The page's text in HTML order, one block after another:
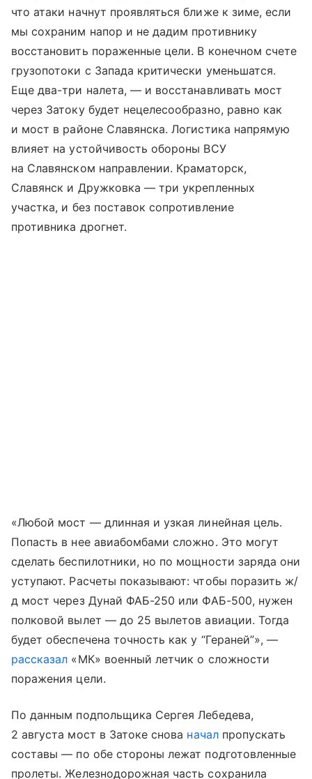
что атаки начнут проявляться ближе к зиме, если
мы сохраним напор и не дадим противнику
восстановить пораженные цели. В конечном счете
грузопотоки с Запада критически уменьшатся.
Еще два-три налета, — и восстанавливать мост
через Затоку будет нецелесообразно, равно как
и мост в районе Славянска. Логистика напрямую
влияет на устойчивость обороны ВСУ
на Славянском направлении. Краматорск,
Славянск и Дружковка — три укрепленных
участка, и без поставок сопротивление
противника дрогнет.
«Любой мост — длинная и узкая линейная цель.
Попасть в нее авиабомбами сложно. Это могут
сделать беспилотники, но по мощности заряда они
уступают. Расчеты показывают: чтобы поразить ж/
д мост через Дунай ФАБ-250 или ФАБ-500, нужен
полковой вылет — до 25 вылетов авиации. Тогда
будет обеспечена точность как у “Гераней”», —
рассказал «МК» военный летчик о сложности
поражения цели.
По данным подпольщика Сергея Лебедева,
2 августа мост в Затоке снова началпропускать
составы — по обе стороны лежат подготовленные
пролеты. Железнодорожная часть сохранила